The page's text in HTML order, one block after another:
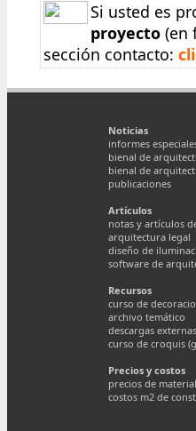
Si usted es
proyecto (en
sección contacto:
Noticias
informes
bienal de
bienal de
publicaciones
Artículos
notas y artículos
arquitectura legal
diseño de
software de
Recursos
curso de
archivo temático
descargas externas
curso de croquis
Precios y costos
precios de
costos m2 de